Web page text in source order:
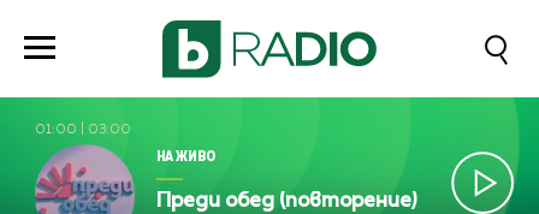
01:00 03:00
НА ЖИВО
Преди обед (повторение)